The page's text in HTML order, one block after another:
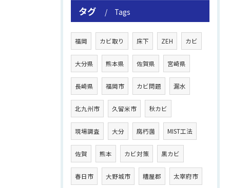
タグ Tags
福岡 カビ取り 床下 ZEH カビ
大分県 熊本県 佐賀県 宮崎県
長崎県 福岡市 カビ問題 漏水
北九州市 久留米市 秋カビ
現場調査 大分 腐朽菌 MIST工法
佐賀 熊本 カビ対策 黒カビ
春日市 大野城市 糟屋郡 太宰府市